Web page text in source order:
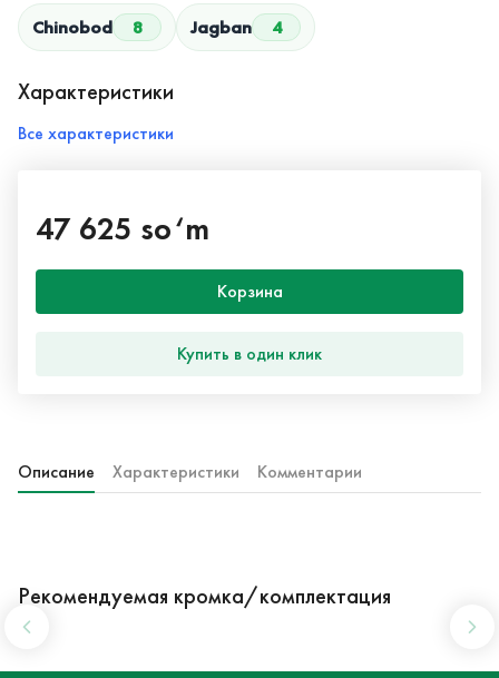
Chinobod 8 Jagban 4
Характеристики
Все характеристики
47 625 so‘m
Корзина
Купить в один клик
Описание Характеристики Комментарии
Рекомендуемая кромка/комплектация